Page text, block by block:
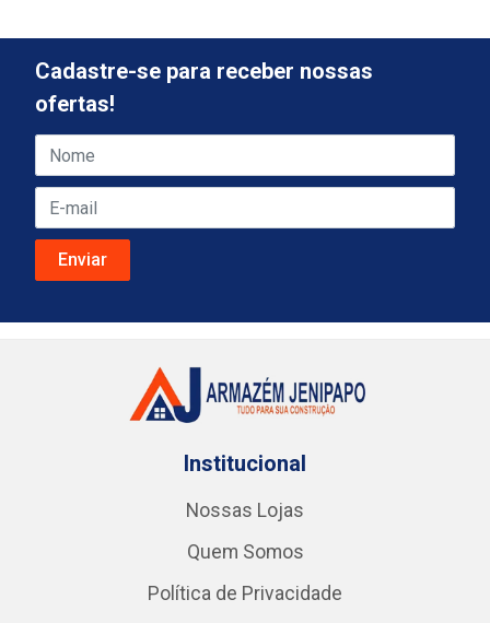
Cadastre-se para receber nossas
ofertas!
Institucional
Nossas Lojas
Quem Somos
Política de Privacidade